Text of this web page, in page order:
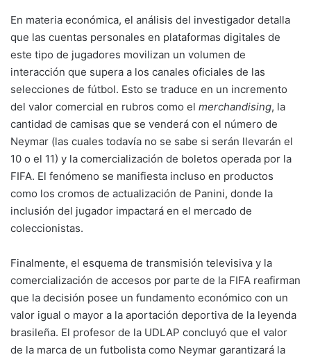
En materia económica, el análisis del investigador detalla
que las cuentas personales en plataformas digitales de
este tipo de jugadores movilizan un volumen de
interacción que supera a los canales oficiales de las
selecciones de fútbol. Esto se traduce en un incremento
del valor comercial en rubros como el merchandising, la
cantidad de camisas que se venderá con el número de
Neymar (las cuales todavía no se sabe si serán llevarán el
10 o el 11) y la comercialización de boletos operada por la
FIFA. El fenómeno se manifiesta incluso en productos
como los cromos de actualización de Panini, donde la
inclusión del jugador impactará en el mercado de
coleccionistas.
Finalmente, el esquema de transmisión televisiva y la
comercialización de accesos por parte de la FIFA reafirman
que la decisión posee un fundamento económico con un
valor igual o mayor a la aportación deportiva de la leyenda
brasileña. El profesor de la UDLAP concluyó que el valor
de la marca de un futbolista como Neymar garantizará la